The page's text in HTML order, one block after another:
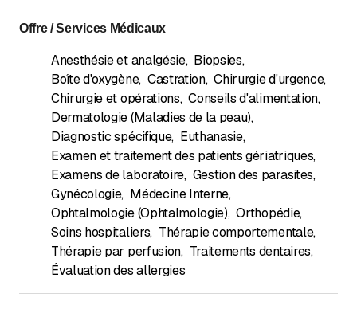
Offre / Services Médicaux
Anesthésie et analgésie, Biopsies,
Boîte d'oxygène, Castration, Chirurgie d'urgence,
Chirurgie et opérations, Conseils d'alimentation,
Dermatologie (Maladies de la peau),
Diagnostic spécifique, Euthanasie,
Examen et traitement des patients gériatriques,
Examens de laboratoire, Gestion des parasites,
Gynécologie, Médecine Interne,
Ophtalmologie (Ophtalmologie), Orthopédie,
Soins hospitaliers, Thérapie comportementale,
Thérapie par perfusion, Traitements dentaires,
Évaluation des allergies